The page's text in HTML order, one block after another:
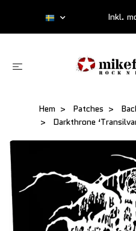
Inkl.
Hem Patches
Darkthrone